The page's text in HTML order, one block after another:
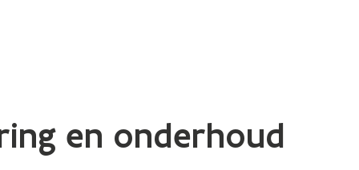
en onderhoud